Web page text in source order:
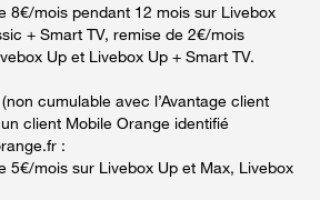
8€/mois pendant 12 mois sur Livebox
+ Smart TV, remise de 2€/mois
Up et Livebox Up + Smart TV.
(non cumulable avec l’Avantage client
client Mobile Orange identifié
:
5€/mois sur Livebox Up et Max, Livebox